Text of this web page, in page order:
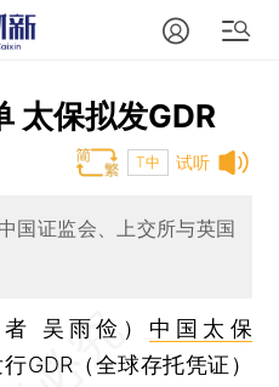
太保拟发GDR
试听
T中
国证监会、上交所与英国
吴雨俭） 中国太保
GDR（全球存托凭证）